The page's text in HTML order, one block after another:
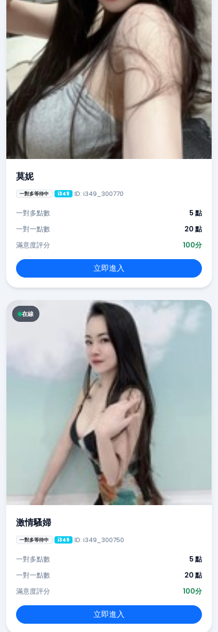
莫妮
一對多等待中 i349 ID: i349_300770
一對多點數
5 點
一對一點數
20 點
滿意度評分
100分
立即進入
在線
激情騷婦
一對多等待中 i349 ID: i349_300750
一對多點數
5 點
一對一點數
20 點
滿意度評分
100分
立即進入